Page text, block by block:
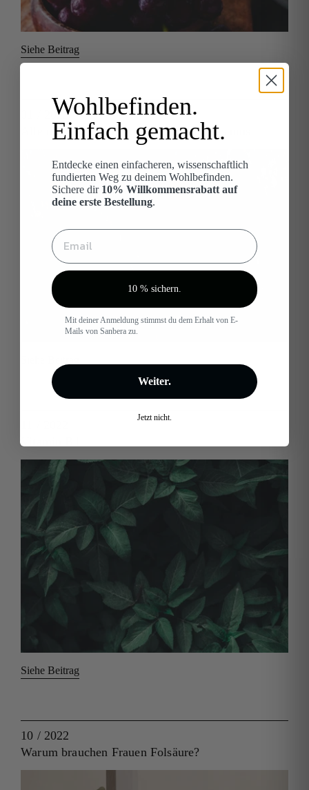
Siehe Beitrag
01 / 2023
Alle unglaublichen Vorteile des Magnesiums
Vitamin B1
Siehe Beitrag
10 / 2022
Warum brauchen Frauen Folsäure?
Wohlbefinden.
Einfach gemacht.
Entdecke einen einfacheren, wissenschaftlich
fundierten Weg zu deinem Wohlbefinden.
Sichere dir 10% Willkommensrabatt auf
deine erste Bestellung.
10 % sichern.
Mit deiner Anmeldung stimmst du dem Erhalt von E-
Mails von Sanbera zu.
Weiter.
Jetzt nicht.